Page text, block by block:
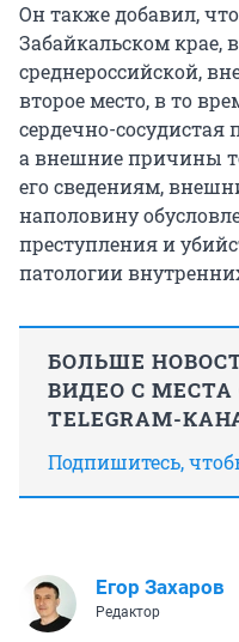
Он также добавил,
Забайкальском крае,
среднероссийской,
второе место, в то
сердечно-сосудистая
а внешние причины
его сведениям,
наполовину
преступления и
патологии
БОЛЬШЕ
ВИДЕО С
TELEGRAM-
Подпишитесь,
Егор Захаров
Редактор